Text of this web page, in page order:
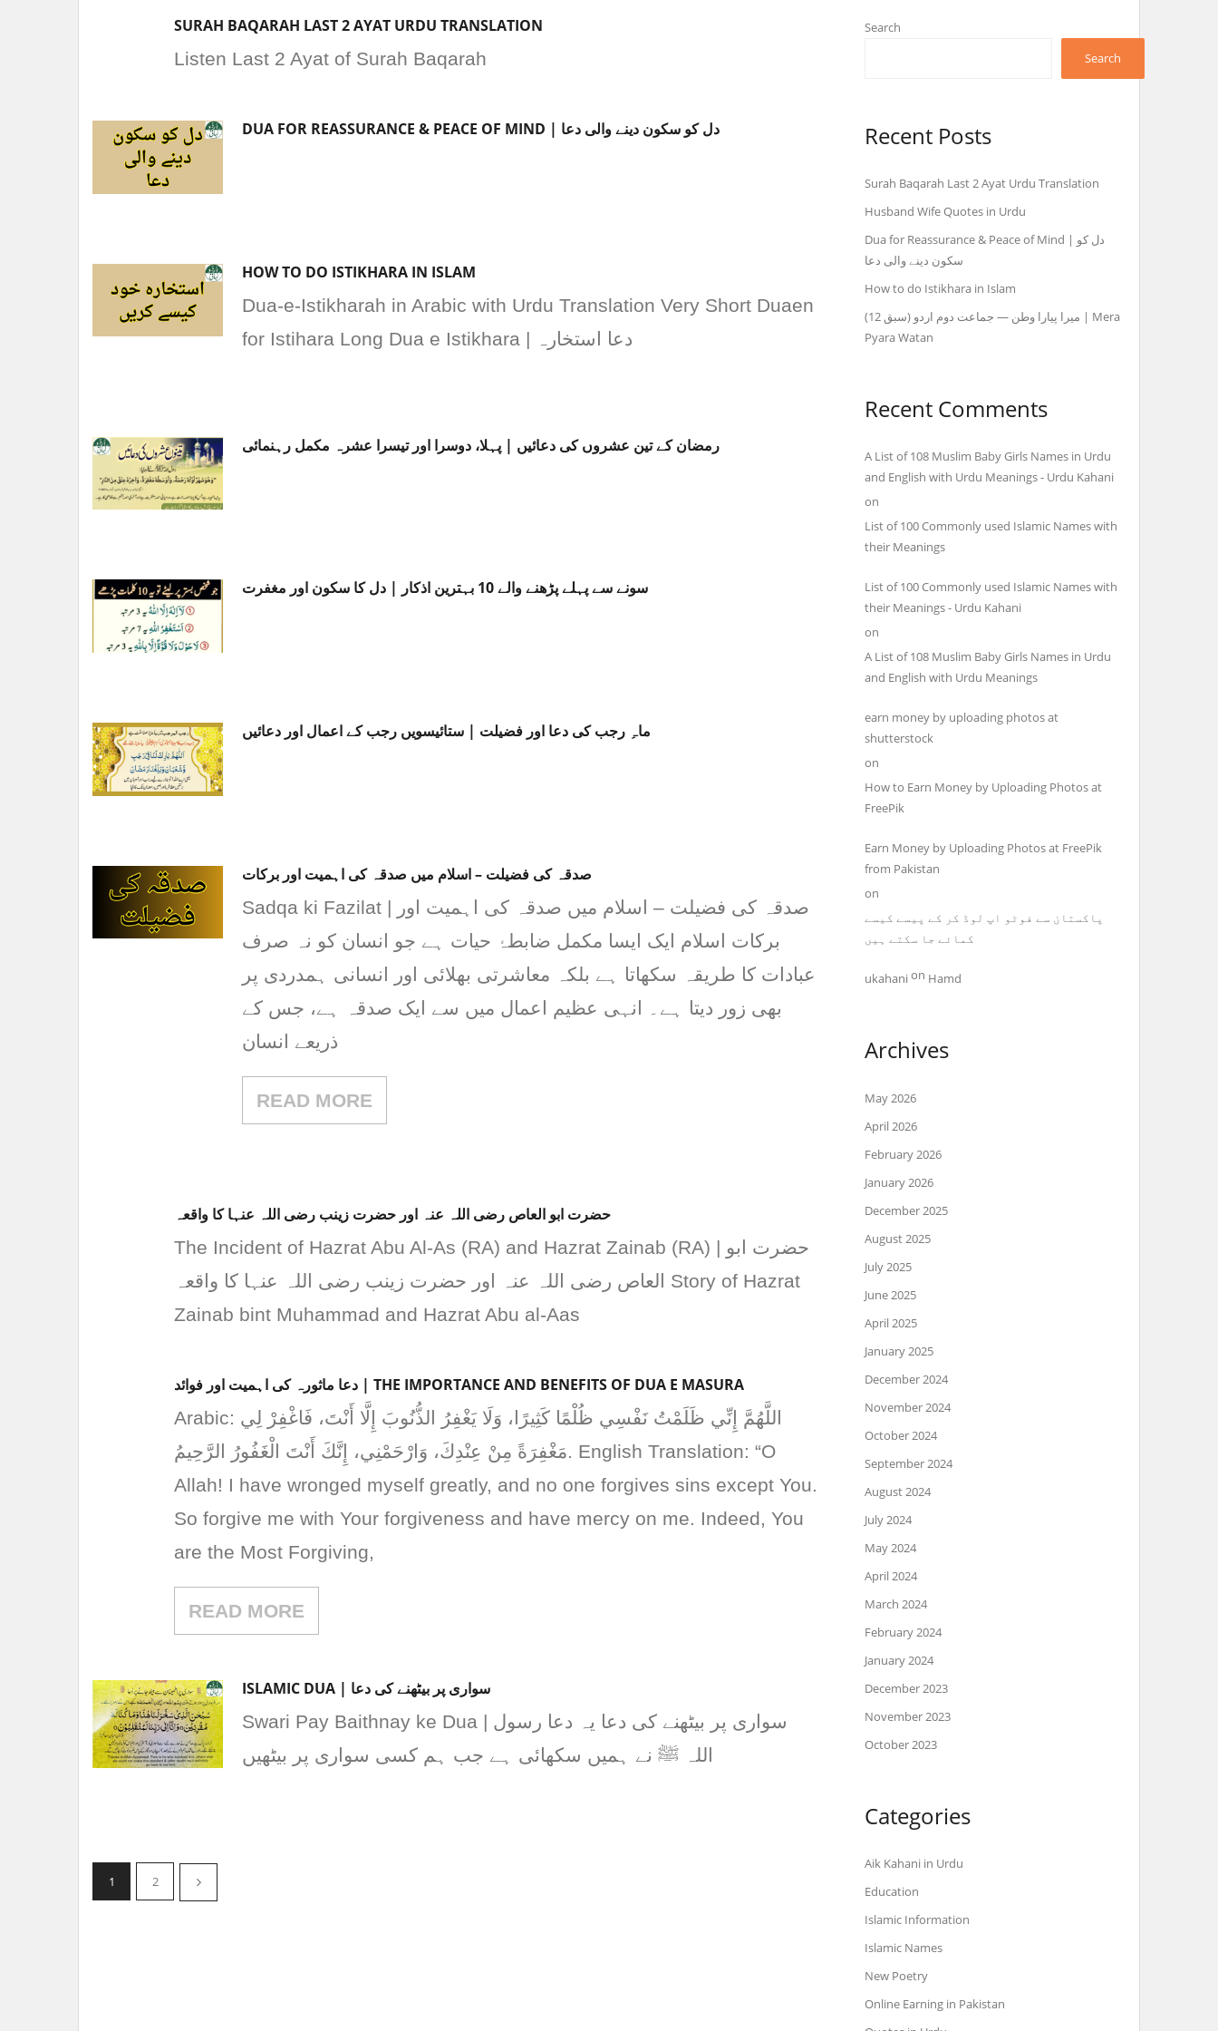
SURAH BAQARAH LAST 2 AYAT URDU TRANSLATION
Listen Last 2 Ayat of Surah Baqarah
DUA FOR REASSURANCE & PEACE OF MIND | دل کو سکون دینے والی دعا
HOW TO DO ISTIKHARA IN ISLAM
Dua-e-Istikharah in Arabic with Urdu Translation Very Short Duaen
for Istihara Long Dua e Istikhara | دعا استخارہ
رمضان کے تین عشروں کی دعائیں | پہلا، دوسرا اور تیسرا عشرہ مکمل رہنمائی
سونے سے پہلے پڑھنے والے 10 بہترین اذکار | دل کا سکون اور مغفرت
ماہِ رجب کی دعا اور فضیلت | ستائیسویں رجب کے اعمال اور دعائیں
صدقہ کی فضیلت – اسلام میں صدقہ کی اہمیت اور برکات
Sadqa ki Fazilat | صدقہ کی فضیلت – اسلام میں صدقہ کی اہمیت اور
برکات اسلام ایک ایسا مکمل ضابطۂ حیات ہے جو انسان کو نہ صرف
عبادات کا طریقہ سکھاتا ہے بلکہ معاشرتی بھلائی اور انسانی ہمدردی پر
بھی زور دیتا ہے۔ انہی عظیم اعمال میں سے ایک صدقہ ہے، جس کے
ذریعے انسان
READ MORE
حضرت ابو العاص رضی اللہ عنہ اور حضرت زینب رضی اللہ عنہا کا واقعہ
The Incident of Hazrat Abu Al-As (RA) and Hazrat Zainab (RA) | حضرت ابو
العاص رضی اللہ عنہ اور حضرت زینب رضی اللہ عنہا کا واقعہ Story of Hazrat
Zainab bint Muhammad and Hazrat Abu al-Aas
دعا ماثورہ کی اہمیت اور فوائد | THE IMPORTANCE AND BENEFITS OF DUA E MASURA
Arabic: اللَّهُمَّ إِنِّي ظَلَمْتُ نَفْسِي ظُلْمًا كَثِيرًا، وَلَا يَغْفِرُ الذُّنُوبَ إِلَّا أَنْتَ، فَاغْفِرْ لِي
مَغْفِرَةً مِنْ عِنْدِكَ، وَارْحَمْنِي، إِنَّكَ أَنْتَ الْغَفُورُ الرَّحِيمُ. English Translation: “O
Allah! I have wronged myself greatly, and no one forgives sins except You.
So forgive me with Your forgiveness and have mercy on me. Indeed, You
are the Most Forgiving,
READ MORE
ISLAMIC DUA | سواری پر بیٹھنے کی دعا
Swari Pay Baithnay ke Dua | سواری پر بیٹھنے کی دعا یہ دعا رسول
اللہ ﷺ نے ہمیں سکھائی ہے جب ہم کسی سواری پر بیٹھیں
1 2
Search
Search
Recent Posts
Surah Baqarah Last 2 Ayat Urdu Translation
Husband Wife Quotes in Urdu
Dua for Reassurance & Peace of Mind | دل کو
سکون دینے والی دعا
How to do Istikhara in Islam
میرا پیارا وطن — جماعت دوم اردو (سبق 12) | Mera
Pyara Watan
Recent Comments
A List of 108 Muslim Baby Girls Names in Urdu
and English with Urdu Meanings - Urdu Kahani
on
List of 100 Commonly used Islamic Names with
their Meanings
List of 100 Commonly used Islamic Names with
their Meanings - Urdu Kahani
on
A List of 108 Muslim Baby Girls Names in Urdu
and English with Urdu Meanings
earn money by uploading photos at
shutterstock
on
How to Earn Money by Uploading Photos at
FreePik
Earn Money by Uploading Photos at FreePik
from Pakistan
on
پاکستان سے فوٹو اپ لوڈ کر کے پیسے کیسے
کمائے جا سکتے ہیں
ukahanion Hamd
Archives
May 2026
April 2026
February 2026
January 2026
December 2025
August 2025
July 2025
June 2025
April 2025
January 2025
December 2024
November 2024
October 2024
September 2024
August 2024
July 2024
May 2024
April 2024
March 2024
February 2024
January 2024
December 2023
November 2023
October 2023
Categories
Aik Kahani in Urdu
Education
Islamic Information
Islamic Names
New Poetry
Online Earning in Pakistan